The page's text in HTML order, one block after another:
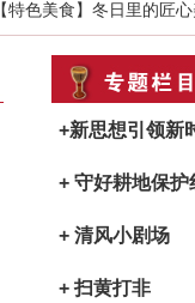
【特色美食】冬日里的匠心
+新思想引领新
+ 守好耕地保
+ 清风小剧场
+ 扫黄打非